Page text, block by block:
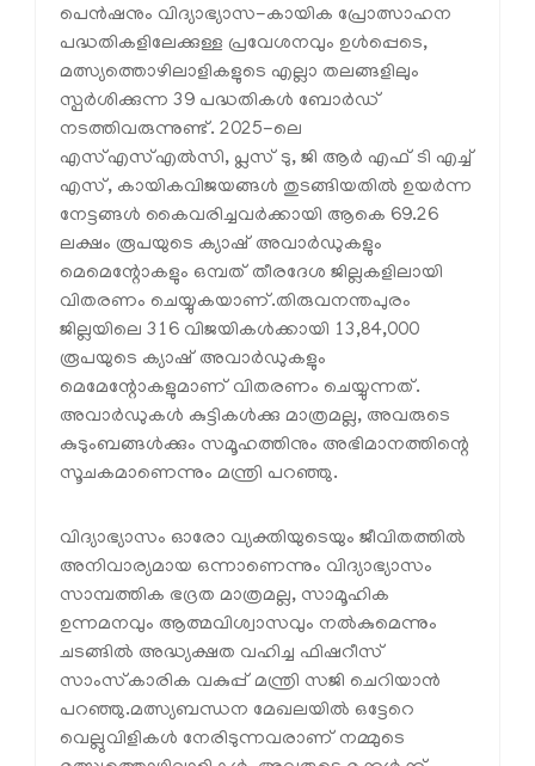
പെൻഷനും വിദ്യാഭ്യാസ-കായിക പ്രോത്സാഹന
പദ്ധതികളിലേക്കുള്ള പ്രവേശനവും ഉൾപ്പെടെ,
മത്സ്യത്തൊഴിലാളികളുടെ എല്ലാ തലങ്ങളിലും
സ്പർശിക്കുന്ന 39 പദ്ധതികൾ ബോർഡ്
നടത്തിവരുന്നുണ്ട്. 2025-ലെ
എസ്എസ്എൽസി, പ്ലസ് ടു, ജി ആർ എഫ് ടി എച്ച്
എസ്, കായികവിജയങ്ങൾ തുടങ്ങിയതിൽ ഉയർന്ന
നേട്ടങ്ങൾ കൈവരിച്ചവർക്കായി ആകെ 69.26
ലക്ഷം രൂപയുടെ ക്യാഷ് അവാർഡുകളും
മെമെന്റോകളും ഒമ്പത് തീരദേശ ജില്ലകളിലായി
വിതരണം ചെയ്യുകയാണ്.തിരുവനന്തപുരം
ജില്ലയിലെ 316 വിജയികൾക്കായി 13,84,000
രൂപയുടെ ക്യാഷ് അവാർഡുകളും
മെമേന്റോകളുമാണ് വിതരണം ചെയ്യുന്നത്.
അവാർഡുകൾ കുട്ടികൾക്കു മാത്രമല്ല, അവരുടെ
കുടുംബങ്ങൾക്കും സമൂഹത്തിനും അഭിമാനത്തിന്റെ
സൂചകമാണെന്നും മന്ത്രി പറഞ്ഞു.
വിദ്യാഭ്യാസം ഓരോ വ്യക്തിയുടെയും ജീവിതത്തിൽ
അനിവാര്യമായ ഒന്നാണെന്നും വിദ്യാഭ്യാസം
സാമ്പത്തിക ഭദ്രത മാത്രമല്ല, സാമൂഹിക
ഉന്നമനവും ആത്മവിശ്വാസവും നൽകുമെന്നും
ചടങ്ങിൽ അദ്ധ്യക്ഷത വഹിച്ച ഫിഷറീസ്
സാംസ്‌കാരിക വകുപ്പ് മന്ത്രി സജി ചെറിയാൻ
പറഞ്ഞു.മത്സ്യബന്ധന മേഖലയിൽ ഒട്ടേറെ
വെല്ലുവിളികൾ നേരിടുന്നവരാണ് നമ്മുടെ